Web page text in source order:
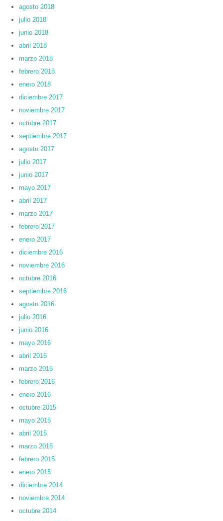
agosto 2018
julio 2018
junio 2018
abril 2018
marzo 2018
febrero 2018
enero 2018
diciembre 2017
noviembre 2017
octubre 2017
septiembre 2017
agosto 2017
julio 2017
junio 2017
mayo 2017
abril 2017
marzo 2017
febrero 2017
enero 2017
diciembre 2016
noviembre 2016
octubre 2016
septiembre 2016
agosto 2016
julio 2016
junio 2016
mayo 2016
abril 2016
marzo 2016
febrero 2016
enero 2016
octubre 2015
mayo 2015
abril 2015
marzo 2015
febrero 2015
enero 2015
diciembre 2014
noviembre 2014
octubre 2014